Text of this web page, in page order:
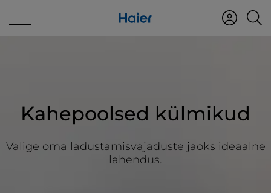
Kahepoolsed külmikud
Valige oma ladustamisvajaduste jaoks ideaalne
lahendus.